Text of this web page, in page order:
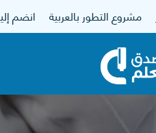
مشروع التطور بالعربية انضم